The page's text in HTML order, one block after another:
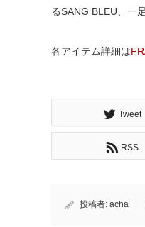
るSANG BLEU、一
各アイテム詳細は
Tweet
RSS
投稿者: acha